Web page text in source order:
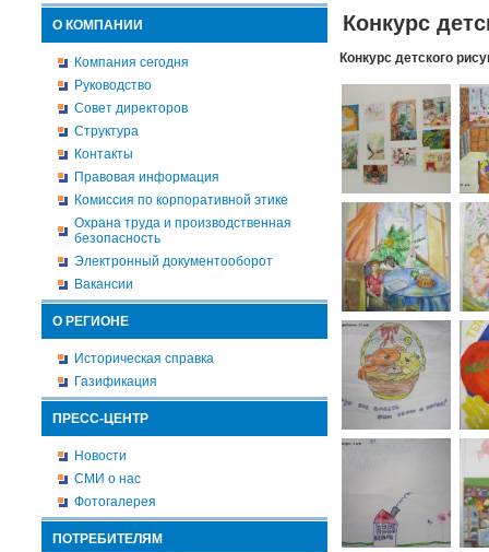
О КОМПАНИИ
Компания сегодня
Руководство
Совет директоров
Структура
Контакты
Правовая информация
Комиссия по корпоративной этике
Охрана труда и производственная
безопасность
Электронный документооборот
Вакансии
О РЕГИОНЕ
Историческая справка
Газификация
ПРЕСС-ЦЕНТР
Новости
СМИ о нас
Фотогалерея
ПОТРЕБИТЕЛЯМ
Конкурс
Конкурс детского